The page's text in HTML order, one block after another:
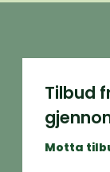
Tilbud
Motta